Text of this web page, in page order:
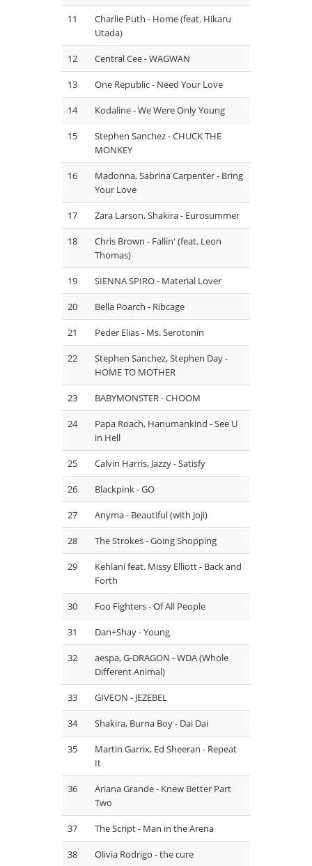
11
Charlie Puth - Home (feat. Hikaru
Utada)
12 Central Cee - WAGWAN
13 One Republic - Need Your Love
14 Kodaline - We Were Only Young
15
Stephen Sanchez - CHUCK THE
MONKEY
16
Madonna, Sabrina Carpenter - Bring
Your Love
17 Zara Larson, Shakira - Eurosummer
18
Chris Brown - Fallin' (feat. Leon
Thomas)
19 SIENNA SPIRO - Material Lover
20 Bella Poarch - Ribcage
21 Peder Elias - Ms. Serotonin
22
Stephen Sanchez, Stephen Day -
HOME TO MOTHER
23 BABYMONSTER - CHOOM
24
Papa Roach, Hanumankind - See U
in Hell
25 ⁠Calvin Harris, Jazzy - Satisfy
26 Blackpink - GO
27 Anyma - Beautiful (with Joji)
28 The Strokes - Going Shopping
29
Kehlani feat. Missy Elliott - Back and
Forth
30 Foo Fighters - Of All People
31 Dan+Shay - Young
32
aespa, G-DRAGON - WDA (Whole
Different Animal)
33 GIVEON - JEZEBEL
34 Shakira, Burna Boy - Dai Dai
35
Martin Garrix, Ed Sheeran - Repeat
It
36
Ariana Grande - Knew Better Part
Two
37 The Script - Man in the Arena
38 Olivia Rodrigo - the cure